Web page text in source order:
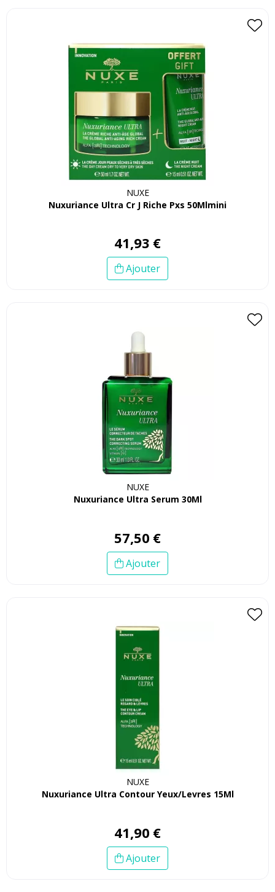
NUXE
Nuxuriance Ultra Cr J Riche Pxs 50Mlmini
41,93 €
Ajouter
NUXE
Nuxuriance Ultra Serum 30Ml
57,50 €
Ajouter
NUXE
Nuxuriance Ultra Contour Yeux/Levres 15Ml
41,90 €
Ajouter